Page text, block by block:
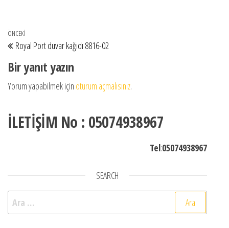
Yazı gezinmesi
Önceki Yazı
ÖNCEKI
Royal Port duvar kağıdı 8816-02
Bir yanıt yazın
Yorum yapabilmek için oturum açmalısınız.
İLETİŞİM No : 05074938967
Tel:05074938967
SEARCH
Arama: